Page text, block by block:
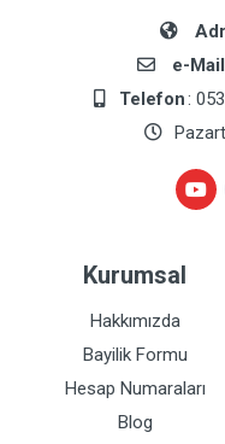
e-Mail
Telefon:
Kurumsal
Hakkımızda
Bayilik Formu
Hesap Numaraları
Blog